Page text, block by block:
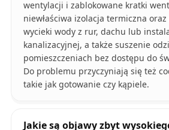
wentylacji i zablokowane kratki
niewłaściwa izolacja termiczna
wycieki wody z rur, dachu lub
kanalizacyjnej, a także suszenie
pomieszczeniach bez dostępu do
Do problemu przyczyniają się też
takie jak gotowanie czy kąpiele.
Jakie są objawy zbyt